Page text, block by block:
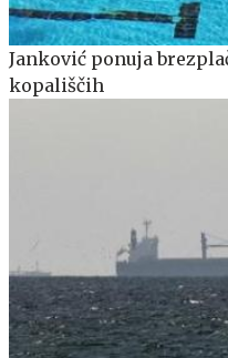
Janković ponuja
kopališčih